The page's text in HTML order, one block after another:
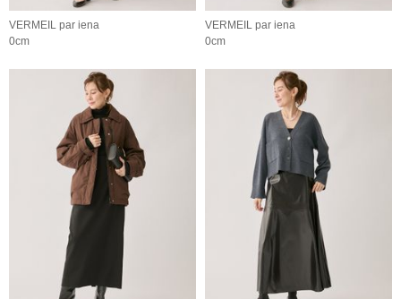
VERMEIL par iena
0cm
VERMEIL par iena
0cm